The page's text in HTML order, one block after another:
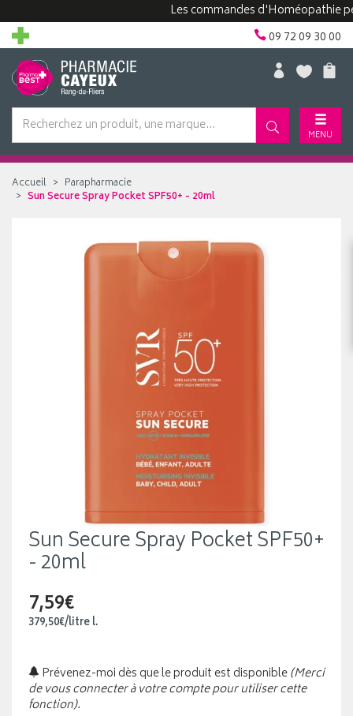
Les commandes d'Homéopathie
09 72 09 30 00
MENU
Accueil
Parapharmacie
Sun Secure Spray Pocket SPF50+ - 20ml
Sun Secure Spray Pocket SPF50+
- 20ml
7,59€
379,50€/litrel.
Prévenez-moi dès que le produit est disponible(Merci
de vous connecter à votre compte pour utiliser cette
fonction).